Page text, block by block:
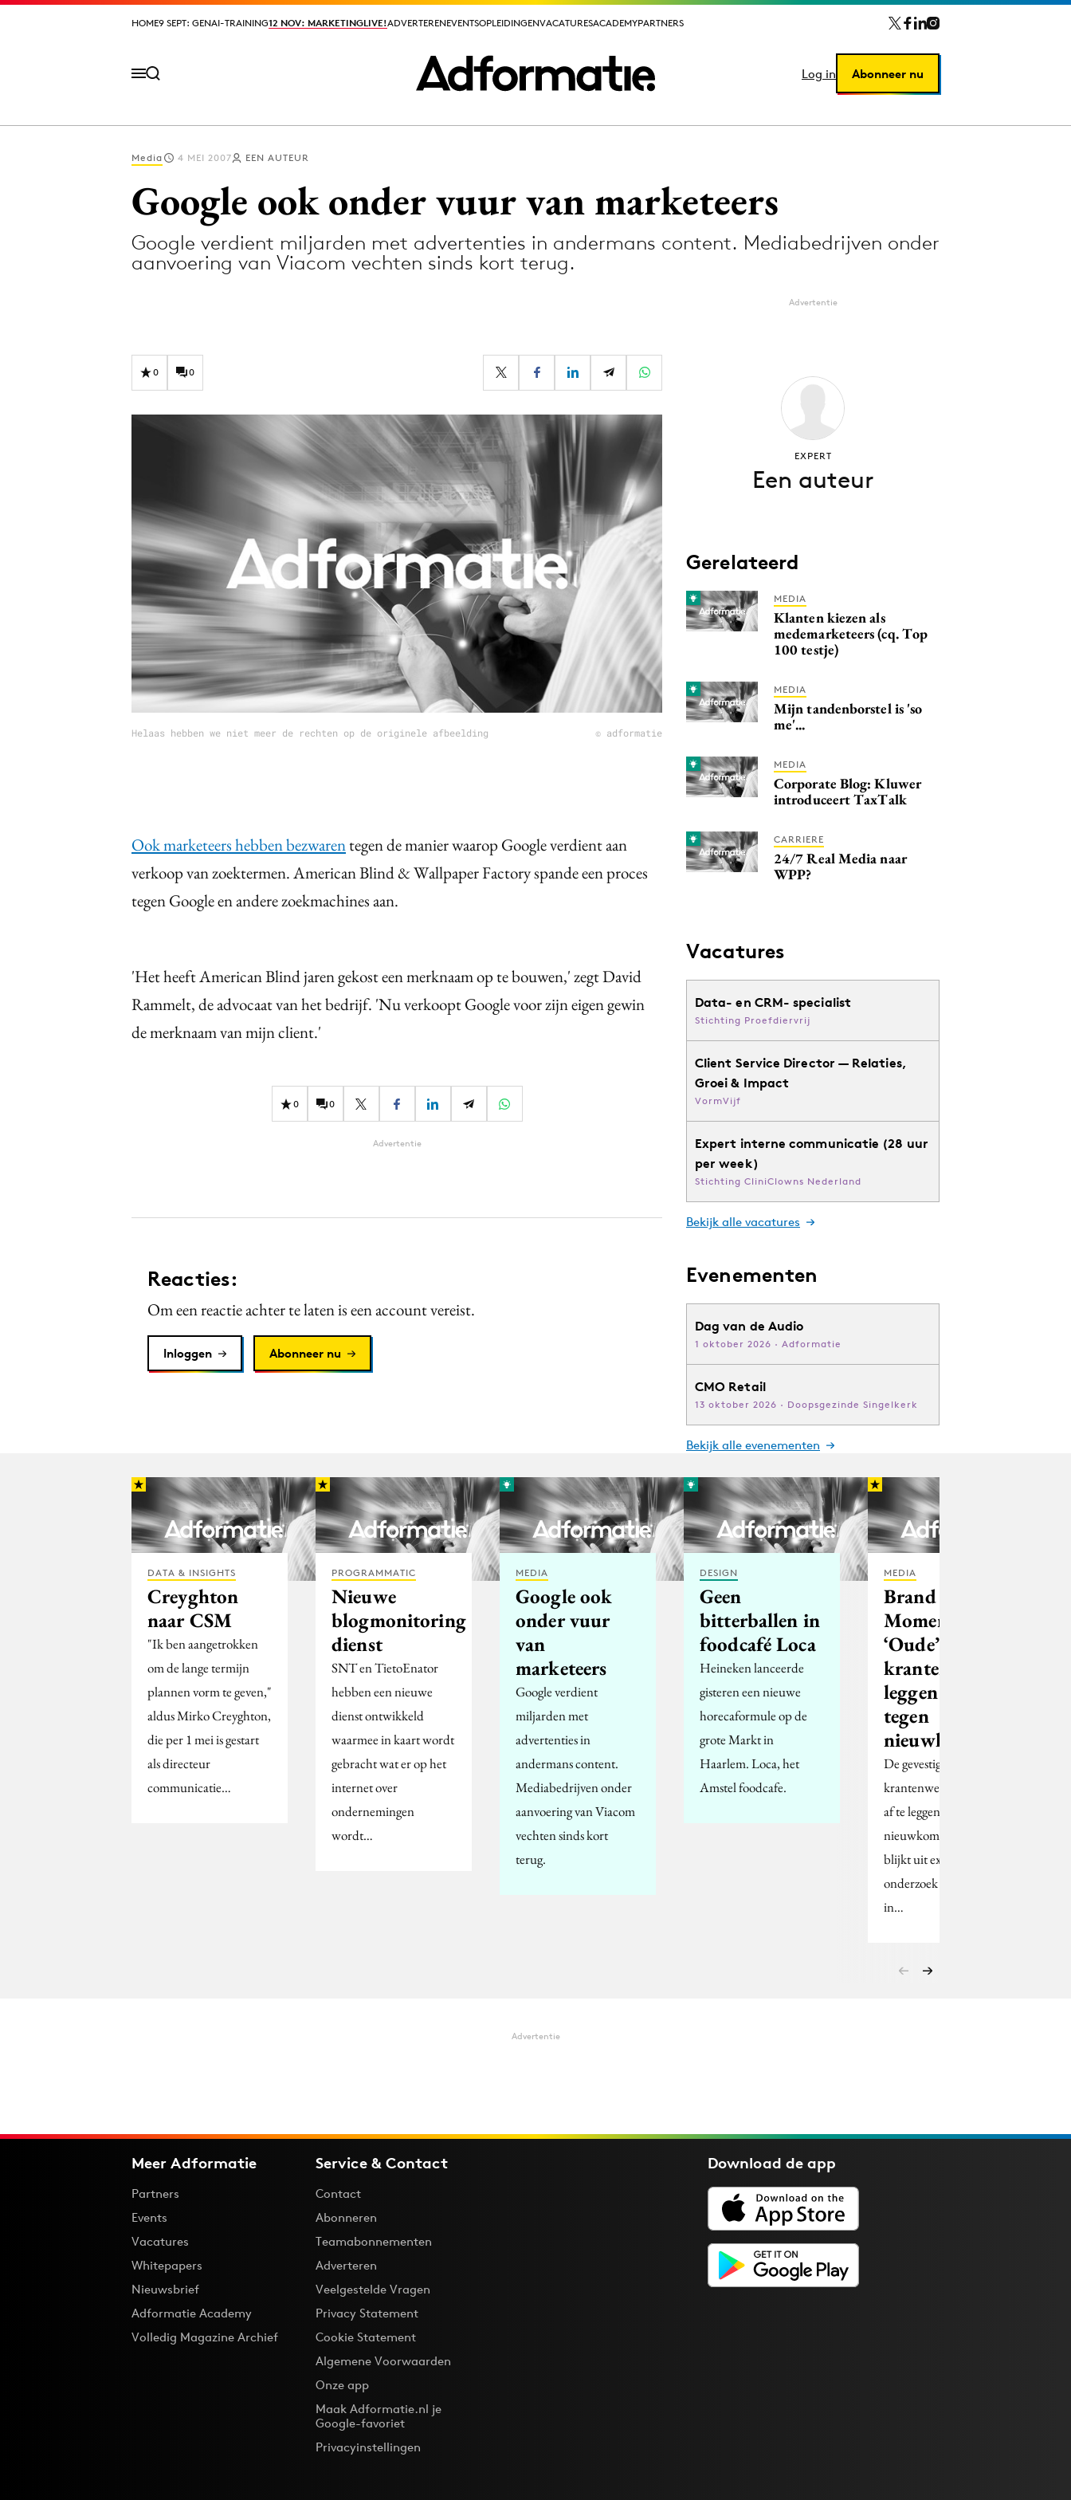
HOME9 SEPT: GENAI-TRAINING12 NOV: MARKETINGLIVE!ADVERTERENEVENTSOPLEIDINGENVACATURESACADEMYPARTNERS
Log in Abonneer nu
HOME9 SEPT: GENAI-TRAINING12 NOV: MARKETINGLIVE!ADVERTERENEVENTSOPLEIDINGENVACATURESACADEMYPARTNERS
Log in Abonneer nu
Interne communicatie
Martech
Programmatic
Purpose Marketing
Media 4 MEI 2007 EEN AUTEUR
Google ook onder vuur van marketeers
Google verdient miljarden met advertenties in andermans content. Mediabedrijven onder
aanvoering van Viacom vechten sinds kort terug.
0 0
Helaas hebben we niet meer de rechten op de originele afbeelding © adformatie
Ook marketeers hebben bezwarentegen de manier waarop Google verdient aan
verkoop van zoektermen. American Blind & Wallpaper Factory spande een proces
tegen Google en andere zoekmachines aan.
'Het heeft American Blind jaren gekost een merknaam op te bouwen,' zegt David
Rammelt, de advocaat van het bedrijf. 'Nu verkoopt Google voor zijn eigen gewin
de merknaam van mijn client.'
0 0
Advertentie
Reacties:
Om een reactie achter te laten is een account vereist.
Inloggen Abonneer nu
Advertentie
EXPERT
Een auteur
Gerelateerd
MEDIA
Klanten kiezen als
medemarketeers (cq. Top
100 testje)
MEDIA
Mijn tandenborstel is 'so
me'...
MEDIA
Corporate Blog: Kluwer
introduceert TaxTalk
CARRIERE
24/7 Real Media naar
WPP?
Vacatures
Data- en CRM- specialist
Stichting Proefdiervrij
Client Service Director — Relaties,
Groei & Impact
VormVijf
Expert interne communicatie (28 uur
per week)
Stichting CliniClowns Nederland
Bekijk alle vacatures
Evenementen
Dag van de Audio
1 oktober 2026 · Adformatie
CMO Retail
13 oktober 2026 · Doopsgezinde Singelkerk
Bekijk alle evenementen
DATA & INSIGHTS
Creyghton
naar CSM
"Ik ben aangetrokken
om de lange termijn
plannen vorm te geven,"
aldus Mirko Creyghton,
die per 1 mei is gestart
als directeur
communicatie…
PROGRAMMATIC
Nieuwe
blogmonitoring
dienst
SNT en TietoEnator
hebben een nieuwe
dienst ontwikkeld
waarmee in kaart wordt
gebracht wat er op het
internet over
ondernemingen
wordt…
MEDIA
Google ook
onder vuur
van
marketeers
Google verdient
miljarden met
advertenties in
andermans content.
Mediabedrijven onder
aanvoering van Viacom
vechten sinds kort
terug.
DESIGN
Geen
bitterballen in
foodcafé Loca
Heineken lanceerde
gisteren een nieuwe
horecaformule op de
grote Markt in
Haarlem. Loca, het
Amstel foodcafe.
MEDIA
Brand
Momentum:
‘Oude’
kranten
leggen het af
tegen
nieuwkomers
De gevestigde orde in de
krantenwereld lijkt het
af te leggen tegen de
nieuwkomers. Dat
blijkt uit exclusief
onderzoek deze maand
in…
Advertentie
Meer Adformatie
Partners
Events
Vacatures
Whitepapers
Nieuwsbrief
Adformatie Academy
Volledig Magazine Archief
Service & Contact
Contact
Abonneren
Teamabonnementen
Adverteren
Veelgestelde Vragen
Privacy Statement
Cookie Statement
Algemene Voorwaarden
Onze app
Maak Adformatie.nl je
Google-favoriet
Privacyinstellingen
Download deapp